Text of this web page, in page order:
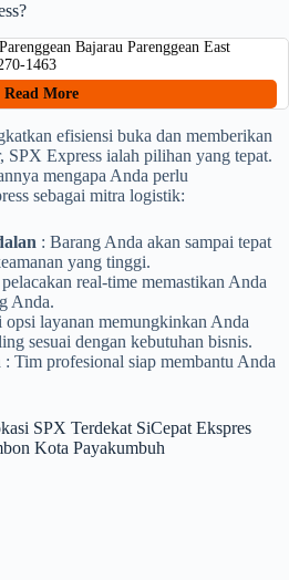
Bajarau Parenggean East
1463
Read More
efisiensi buka dan memberikan
SPX Express ialah pilihan yang tepat.
mengapa Anda perlu
sebagai mitra logistik:
: Barang Anda akan sampai tepat
yang tinggi.
real-time memastikan Anda
Anda.
opsi layanan memungkinkan Anda
sesuai dengan kebutuhan bisnis.
: Tim profesional siap membantu Anda
SPX Terdekat SiCepat Ekspres
Kota Payakumbuh